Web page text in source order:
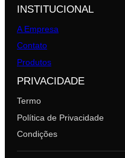
INSTITUCIONAL
A Empresa
Contato
Produtos
PRIVACIDADE
Termo
Política de Privacidade
Condições